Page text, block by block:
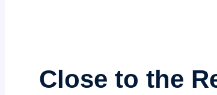
Close to the